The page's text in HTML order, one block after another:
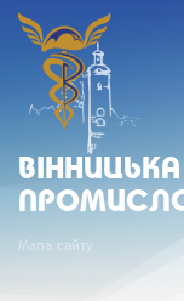
Мапа сайту